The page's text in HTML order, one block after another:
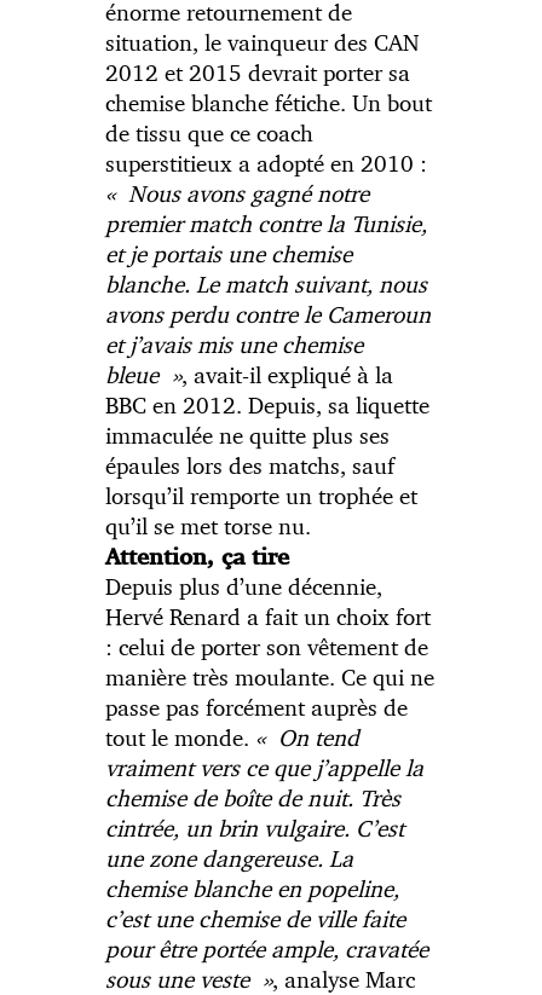
énorme retournement de
situation, le vainqueur des CAN
2012 et 2015 devrait porter sa
chemise blanche fétiche. Un bout
de tissu que ce coach
superstitieux a adopté en 2010 :
« Nous avons gagné notre
premier match contre la Tunisie,
et je portais une chemise
blanche. Le match suivant, nous
avons perdu contre le Cameroun
et j’avais mis une chemise
bleue », avait-il expliqué à la
BBC en 2012. Depuis, sa liquette
immaculée ne quitte plus ses
épaules lors des matchs, sauf
lorsqu’il remporte un trophée et
qu’il se met torse nu.
Attention, ça tire
Depuis plus d’une décennie,
Hervé Renard a fait un choix fort
: celui de porter son vêtement de
manière très moulante. Ce qui ne
passe pas forcément auprès de
tout le monde. « On tend
vraiment vers ce que j’appelle la
chemise de boîte de nuit. Très
cintrée, un brin vulgaire. C’est
une zone dangereuse. La
chemise blanche en popeline,
c’est une chemise de ville faite
pour être portée ample, cravatée
sous une veste », analyse Marc